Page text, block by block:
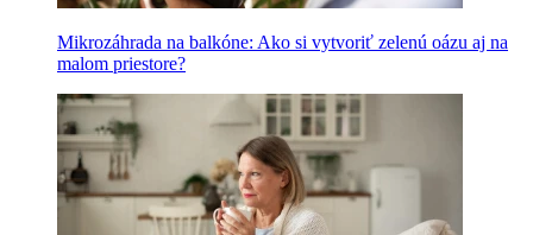
Mikrozáhrada na balkóne: Ako si vytvoriť zelenú oázu aj na
malom priestore?